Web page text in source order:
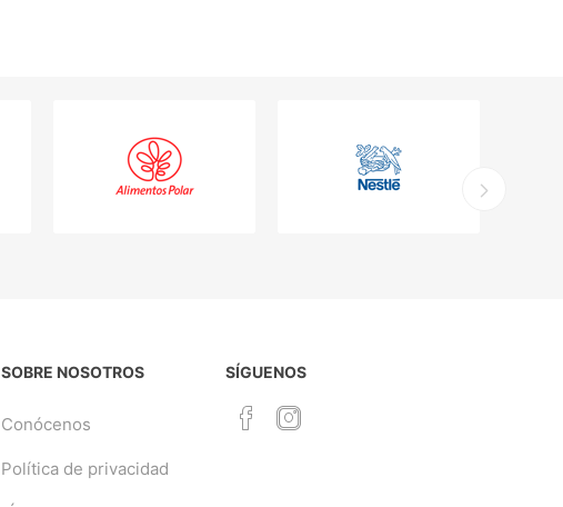
SOBRE NOSOTROS
Conócenos
Política de privacidad
SÍGUENOS